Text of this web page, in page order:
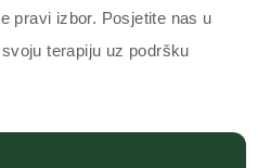
pravi izbor. Posjetite nas u
terapiju uz podršku